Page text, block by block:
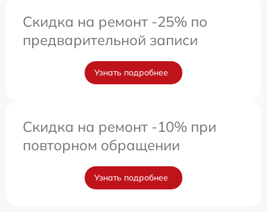
Скидка на ремонт -25% по
предварительной записи
Узнать подробнее
Скидка на ремонт -10% при
повторном обращении
Узнать подробнее